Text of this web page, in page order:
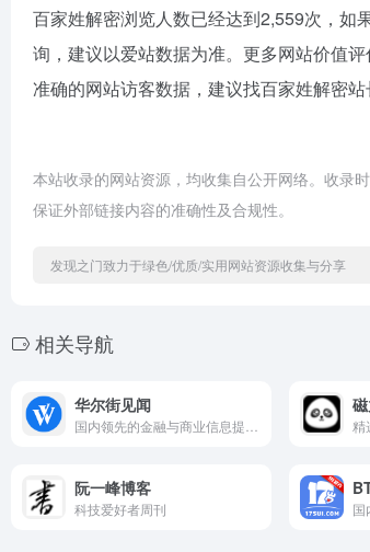
百家姓解密浏览人数已经达到2,559次，如
询，建议以爱站数据为准。更多网站价值
准确的网站访客数据，建议找百家姓解密站
本站收录的网站资源，均收集自公开网络。收录
保证外部链接内容的准确性及合规性。
发现之门致力于绿色/优质/实用网站资源收集与分享
相关导航
华尔街见闻
精
阮一峰博客
科技爱好者周刊 国